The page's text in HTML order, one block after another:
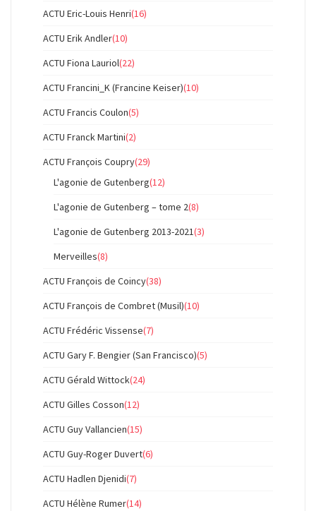
ACTU Eric-Louis Henri(16)
ACTU Erik Andler(10)
ACTU Fiona Lauriol(22)
ACTU Francini_K (Francine Keiser)(10)
ACTU Francis Coulon(5)
ACTU Franck Martini(2)
ACTU François Coupry(29)
L'agonie de Gutenberg(12)
L'agonie de Gutenberg – tome 2(8)
L'agonie de Gutenberg 2013-2021(3)
Merveilles(8)
ACTU François de Coincy(38)
ACTU François de Combret (Musil)(10)
ACTU Frédéric Vissense(7)
ACTU Gary F. Bengier (San Francisco)(5)
ACTU Gérald Wittock(24)
ACTU Gilles Cosson(12)
ACTU Guy Vallancien(15)
ACTU Guy-Roger Duvert(6)
ACTU Hadlen Djenidi(7)
ACTU Hélène Rumer(14)